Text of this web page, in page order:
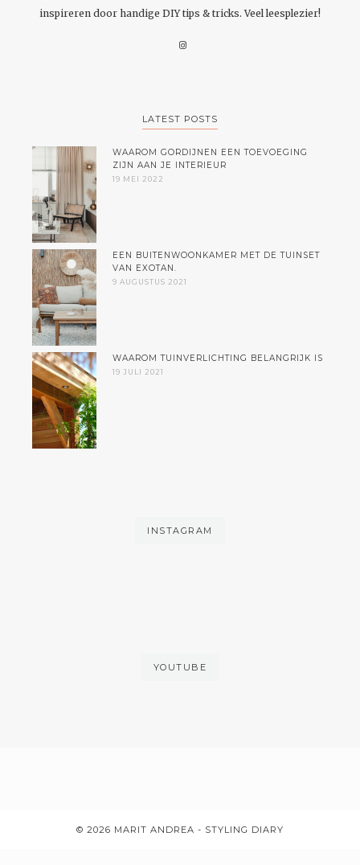
inspireren door handige DIY tips & tricks. Veel leesplezier!
LATEST POSTS
WAAROM GORDIJNEN EEN TOEVOEGING
ZIJN AAN JE INTERIEUR
19 MEI 2022
EEN BUITENWOONKAMER MET DE TUINSET
VAN EXOTAN.
9 AUGUSTUS 2021
WAAROM TUINVERLICHTING BELANGRIJK IS
19 JULI 2021
INSTAGRAM
YOUTUBE
© 2026 MARIT ANDREA - STYLING DIARY